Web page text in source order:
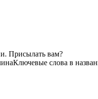
Присылать вам?
Ключевые слова в